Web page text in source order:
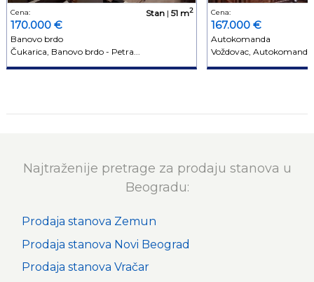
Cena:
170.000 €
Stan| 51 m2
Banovo brdo
Čukarica, Banovo brdo - Petra...
Cena:
167.000 €
Autokomanda
Voždovac,
Najtraženije pretrage za prodaju stanova u
Beogradu:
Prodaja stanova Zemun
Prodaja stanova Novi Beograd
Prodaja stanova Vračar